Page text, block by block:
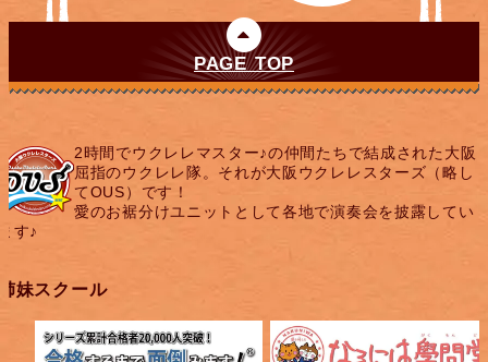
PAGE TOP
2時間でウクレレマスター♪の仲間たちで結成された大阪
屈指のウクレレ隊。それが大阪ウクレレスターズ（略し
てOUS）です！
愛のお裾分けユニットとして各地で演奏会を披露してい
す♪
妹スクール